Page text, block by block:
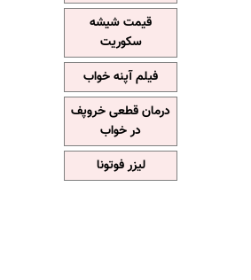
قیمت شیشه
سکوریت
فیلم آپنه خواب
درمان قطعی خروپف
در خواب
لیزر فوتونا